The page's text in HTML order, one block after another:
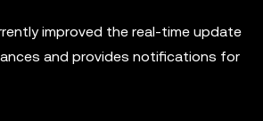
improved the real-time update
and provides notifications for